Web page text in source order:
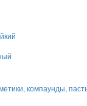
компаунды,